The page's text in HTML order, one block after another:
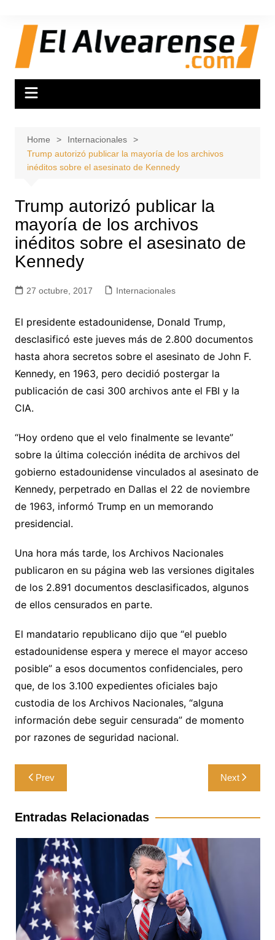
content
Home
Internacionales
Trump autorizó publicar la mayoría de los archivos
inéditos sobre el asesinato de Kennedy
Trump autorizó publicar la
mayoría de los archivos
inéditos sobre el asesinato de
Kennedy
27 octubre, 2017 Internacionales
El presidente estadounidense, Donald Trump,
desclasificó este jueves más de 2.800 documentos
hasta ahora secretos sobre el asesinato de John F.
Kennedy, en 1963, pero decidió postergar la
publicación de casi 300 archivos ante el FBI y la
CIA.
“Hoy ordeno que el velo finalmente se levante”
sobre la última colección inédita de archivos del
gobierno estadounidense vinculados al asesinato de
Kennedy, perpetrado en Dallas el 22 de noviembre
de 1963, informó Trump en un memorando
presidencial.
Una hora más tarde, los Archivos Nacionales
publicaron en su página web las versiones digitales
de los 2.891 documentos desclasificados, algunos
de ellos censurados en parte.
El mandatario republicano dijo que “el pueblo
estadounidense espera y merece el mayor acceso
posible” a esos documentos confidenciales, pero
que, de los 3.100 expedientes oficiales bajo
custodia de los Archivos Nacionales, “alguna
información debe seguir censurada” de momento
por razones de seguridad nacional.
Navegación
de
entradas
Prev Next
Entradas Relacionadas